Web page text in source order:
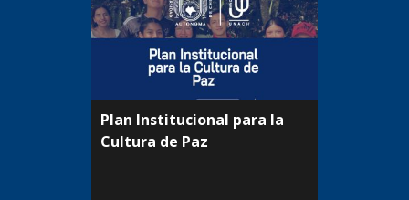
Plan Institucional para la
Cultura de Paz